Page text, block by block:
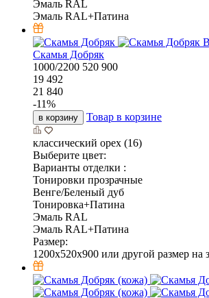
Эмаль RAL
Эмаль RAL+Патина
Скамья Добряк
1000/2200 520 900
19 492
21 840
-11%
в корзину Товар в корзине
классический орех (16)
Выберите цвет:
Варианты отделки :
Тонировки прозрачные
Венге/Беленый дуб
Тонировка+Патина
Эмаль RAL
Эмаль RAL+Патина
Размер:
1200x520x900 или другой размер на